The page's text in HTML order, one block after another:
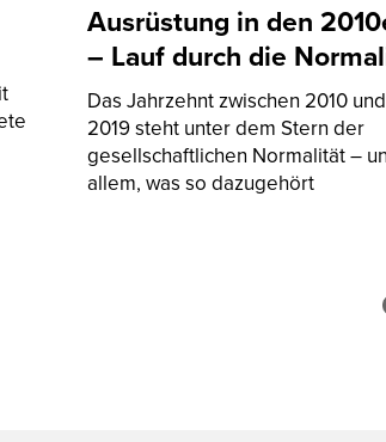
in den 2010ern
die Normalität
zwischen 2010 und
dem Stern der
Normalität – und
dazugehört
Ein
das